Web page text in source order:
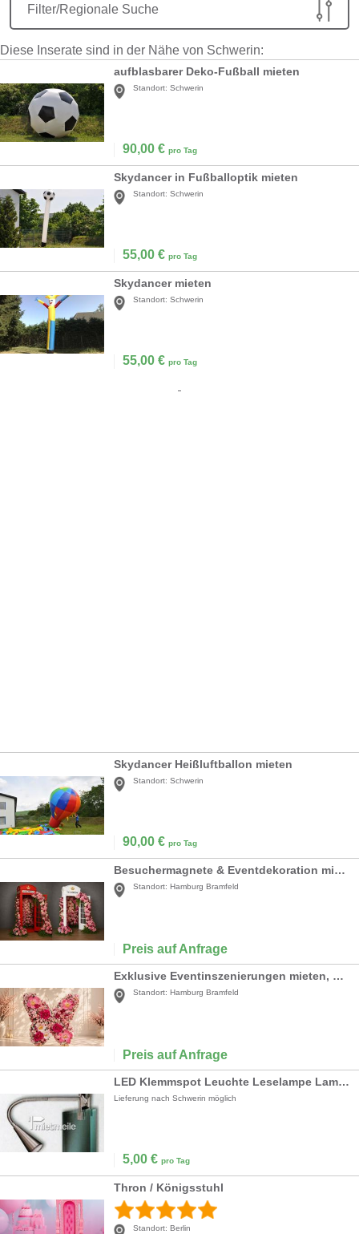
Filter/Regionale Suche
Diese Inserate sind in der Nähe von Schwerin:
aufblasbarer Deko-Fußball mieten
Standort: Schwerin
90,00 € pro Tag
Skydancer in Fußballoptik mieten
Standort: Schwerin
55,00 € pro Tag
Skydancer mieten
Standort: Schwerin
55,00 € pro Tag
Skydancer Heißluftballon mieten
Standort: Schwerin
90,00 € pro Tag
Besuchermagnete & Eventdekoration mieten, Fotokulissen für Center, Unternehmen, Messen & Promotion
Standort: Hamburg Bramfeld
Preis auf Anfrage
Exklusive Eventinszenierungen mieten, Florale Fotowelten, Eyecatcher für Unternehmen & Location
Standort: Hamburg Bramfeld
Preis auf Anfrage
LED Klemmspot Leuchte Leselampe Lampe Spot
Lieferung nach Schwerin möglich
5,00 € pro Tag
Thron / Königsstuhl
Standort: Berlin